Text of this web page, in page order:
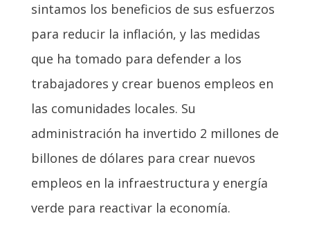
sintamos los beneficios de sus esfuerzos
para reducir la inflación, y las medidas
que ha tomado para defender a los
trabajadores y crear buenos empleos en
las comunidades locales. Su
administración ha invertido 2 millones de
billones de dólares para crear nuevos
empleos en la infraestructura y energía
verde para reactivar la economía.